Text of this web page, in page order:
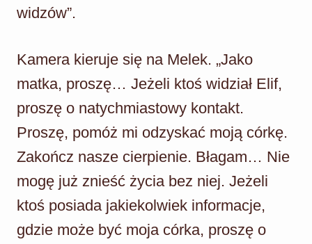
widzów”.
Kamera kieruje się na Melek. „Jako
matka, proszę… Jeżeli ktoś widział Elif,
proszę o natychmiastowy kontakt.
Proszę, pomóż mi odzyskać moją córkę.
Zakończ nasze cierpienie. Błagam… Nie
mogę już znieść życia bez niej. Jeżeli
ktoś posiada jakiekolwiek informacje,
gdzie może być moja córka, proszę o